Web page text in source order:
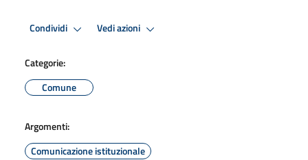
Condividi Vedi azioni
Categorie:
Comune
Argomenti:
Comunicazione istituzionale